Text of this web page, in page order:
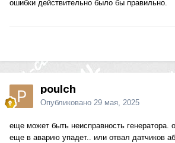
ошибки действительно было бы правильно.
poulch
Опубликовано 29 мая, 2025
еще может быть неисправность генератора.
еще в аварию упадет.. или отвал датчиков